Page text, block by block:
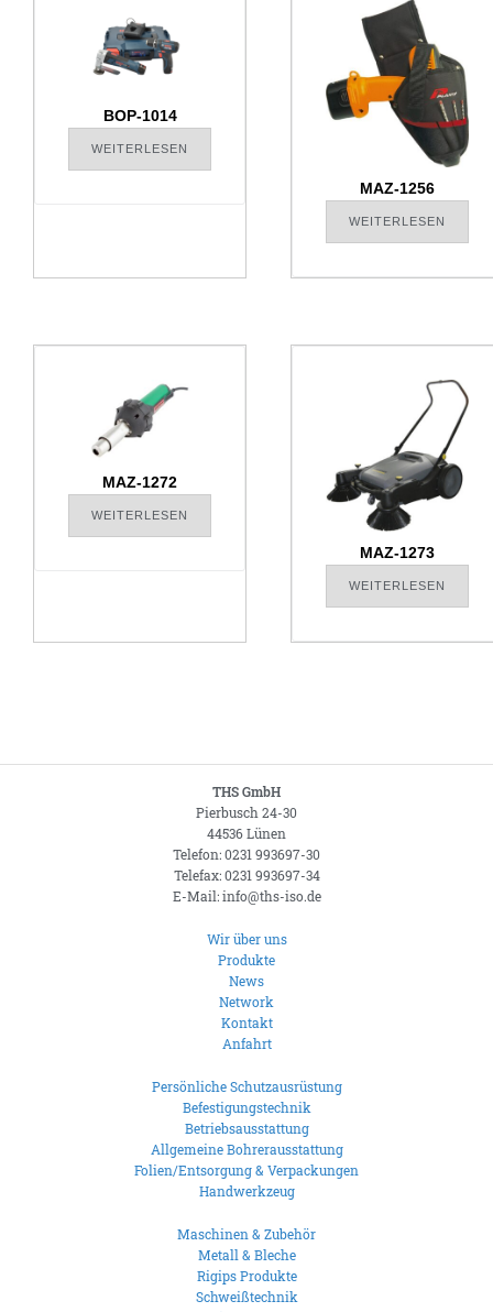
BOP-1014
WEITERLESEN
MAZ-1256
WEITERLESEN
MAZ-1272
WEITERLESEN
MAZ-1273
WEITERLESEN
THS GmbH
Pierbusch 24-30
44536 Lünen
Telefon: 0231 993697-30
Telefax: 0231 993697-34
E-Mail: info@ths-iso.de
Wir über uns
Produkte
News
Network
Kontakt
Anfahrt
Persönliche Schutzausrüstung
Befestigungstechnik
Betriebsausstattung
Allgemeine Bohrerausstattung
Folien/Entsorgung & Verpackungen
Handwerkzeug
Maschinen & Zubehör
Metall & Bleche
Rigips Produkte
Schweißtechnik